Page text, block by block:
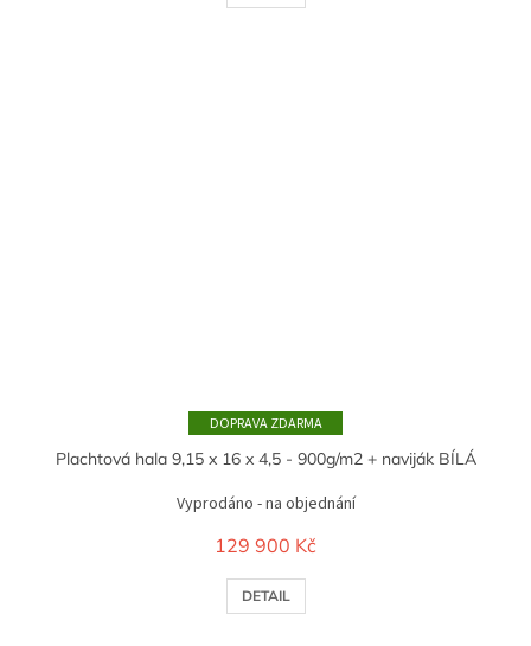
ZDARMA
Plachtová hala 9,15 x 16 x 4,5 - 900g/m2 + naviják BÍLÁ
Vyprodáno - na objednání
129 900 Kč
DETAIL